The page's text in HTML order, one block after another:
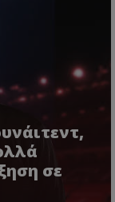
σε